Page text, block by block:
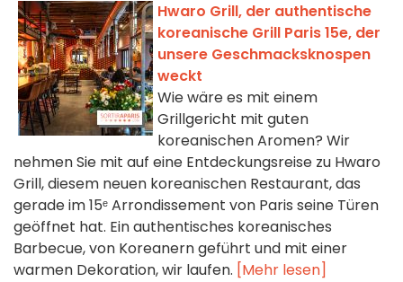
Hwaro Grill, der authentische
koreanische Grill Paris 15e, der
unsere Geschmacksknospen
weckt
Wie wäre es mit einem
Grillgericht mit guten
koreanischen Aromen? Wir
nehmen Sie mit auf eine Entdeckungsreise zu Hwaro
Grill, diesem neuen koreanischen Restaurant, das
gerade im 15ᵉ Arrondissement von Paris seine Türen
geöffnet hat. Ein authentisches koreanisches
Barbecue, von Koreanern geführt und mit einer
warmen Dekoration, wir laufen. [Mehr lesen]